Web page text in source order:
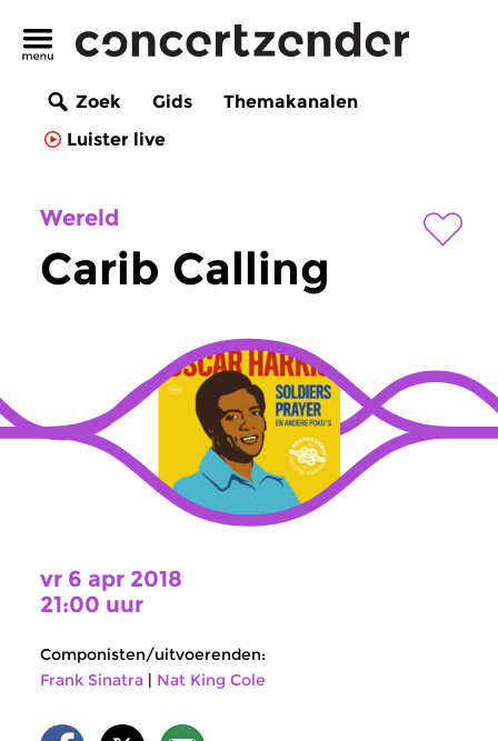
Zoek Gids
Themakanalen
Luister live
Wereld
Carib Calling
vr 6 apr 2018
21:00 uur
Componisten/uitvoerenden:
Frank Sinatra | Nat King Cole